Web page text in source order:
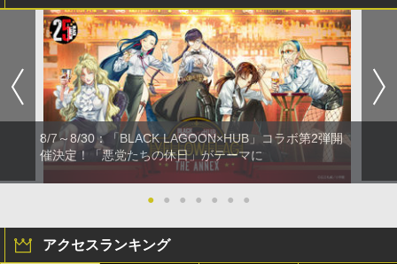
8/7～8/30：「BLACK LAGOON×HUB」コラボ第2弾開
催決定！「悪党たちの休日」がテーマに
● ● ● ● ● ● ●
アクセスランキング